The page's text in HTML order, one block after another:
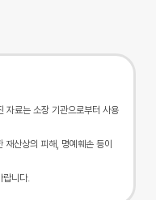
자료는 소장 기관으로부터 사용
재산상의 피해, 명예훼손 등이
니다.